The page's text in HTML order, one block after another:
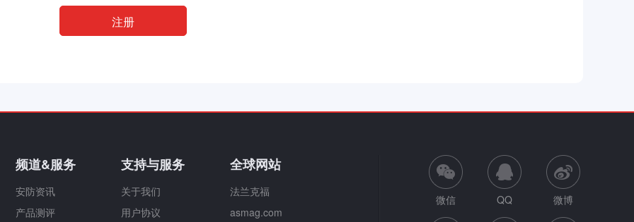
频道&服务
安防资讯
产品测评
支持与服务
关于我们
用户协议
全球网站
法兰克福
asmag.com
微信 QQ 微博